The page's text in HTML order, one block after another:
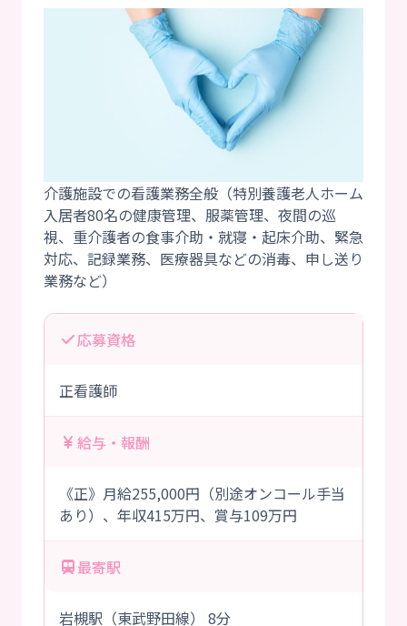
介護施設での看護業務全般（特別養護老人ホーム
入居者80名の健康管理、服薬管理、夜間の巡
視、重介護者の食事介助・就寝・起床介助、緊急
対応、記録業務、医療器具などの消毒、申し送り
応募資格
正看護師
給与・報酬
《正》月給255,000円（別途オンコール手当
あり）、年収415万円、賞与109万円
最寄駅
岩槻駅（東武野田線） 8分